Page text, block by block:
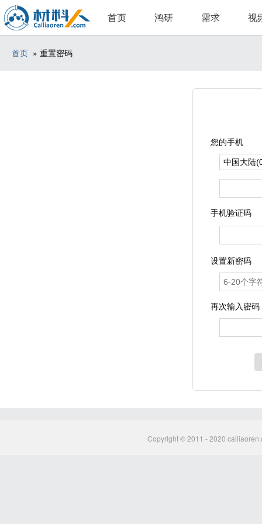
首页 鸿研 需求 视
首页 » 重置密码
您的手机
手机验证码
设置新密码
再次输入密码
Copyright © 2011 - 2020